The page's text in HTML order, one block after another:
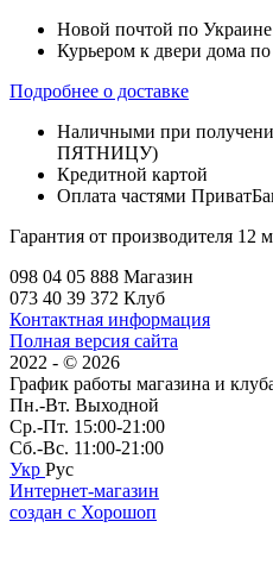
Новой почтой по
Курьером к двери дома
Подробнее о доставке
Наличными при
ПЯТНИЦУ)
Кредитной картой
Оплата частями
Гарантия от производителя 12
098 04 05 888 Магазин
073 40 39 372 Клуб
Контактная информация
Полная версия сайта
2022 - © 2026
График работы магазина и
Пн.-Вт. Выходной
Ср.-Пт. 15:00-21:00
Сб.-Вс. 11:00-21:00
Укр Рус
Интернет-магазин
создан с Хорошоп